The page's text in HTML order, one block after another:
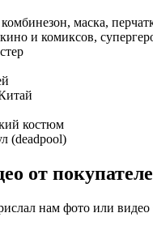
комбинезон, маска,
и комиксов,
костюм
(deadpool)
от
нам фото или видео